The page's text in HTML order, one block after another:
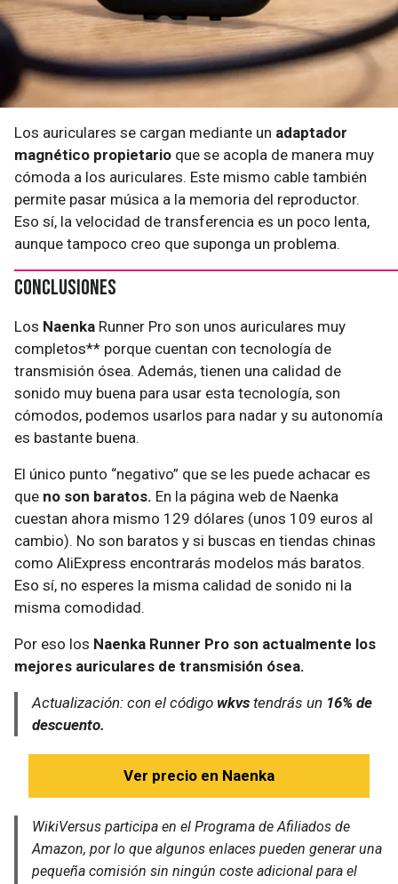
Los auriculares se cargan mediante un adaptador
magnético propietario que se acopla de manera muy
cómoda a los auriculares. Este mismo cable también
permite pasar música a la memoria del reproductor.
Eso sí, la velocidad de transferencia es un poco lenta,
aunque tampoco creo que suponga un problema.
Conclusiones
Los Naenka Runner Pro son unos auriculares muy
completos** porque cuentan con tecnología de
transmisión ósea. Además, tienen una calidad de
sonido muy buena para usar esta tecnología, son
cómodos, podemos usarlos para nadar y su autonomía
es bastante buena.
El único punto “negativo” que se les puede achacar es
que no son baratos. En la página web de Naenka
cuestan ahora mismo 129 dólares (unos 109 euros al
cambio). No son baratos y si buscas en tiendas chinas
como AliExpress encontrarás modelos más baratos.
Eso sí, no esperes la misma calidad de sonido ni la
misma comodidad.
Por eso los Naenka Runner Pro son actualmente los
mejores auriculares de transmisión ósea.
Actualización: con el código wkvs tendrás un 16% de
descuento.
Ver precio en Naenka
WikiVersus participa en el Programa de Afiliados de
Amazon, por lo que algunos enlaces pueden generar una
pequeña comisión sin ningún coste adicional para el